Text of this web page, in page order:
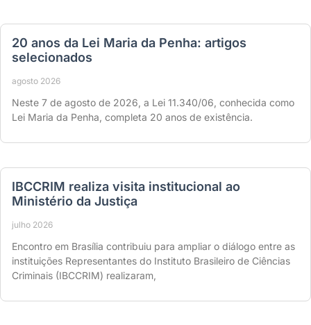
20 anos da Lei Maria da Penha: artigos
selecionados
agosto 2026
Neste 7 de agosto de 2026, a Lei 11.340/06, conhecida como
Lei Maria da Penha, completa 20 anos de existência.
IBCCRIM realiza visita institucional ao
Ministério da Justiça
julho 2026
Encontro em Brasília contribuiu para ampliar o diálogo entre as
instituições Representantes do Instituto Brasileiro de Ciências
Criminais (IBCCRIM) realizaram,